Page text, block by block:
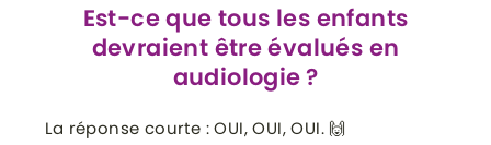
Est-ce que tous les enfants
devraient être évalués en
audiologie ?
La réponse courte : OUI, OUI, OUI. 🙌